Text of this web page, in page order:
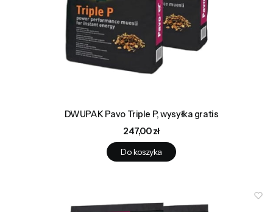
DWUPAK Pavo Triple P, wysyłka gratis
Cena
247,00 zł
Do koszyka